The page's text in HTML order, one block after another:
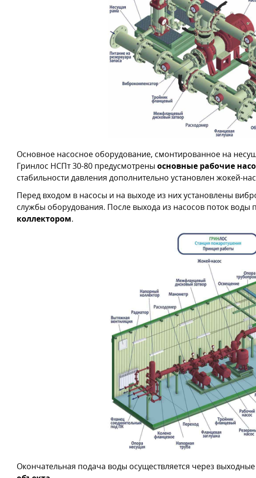
Основное насосное оборудование, смонтированное на
Гринлос НСПт 30-80 предусмотрены основные рабочие
стабильности давления дополнительно установлен
Перед входом в насосы и на выходе из них установлены
службы оборудования. После выхода из насосов поток
коллектором.
Окончательная подача воды осуществляется через